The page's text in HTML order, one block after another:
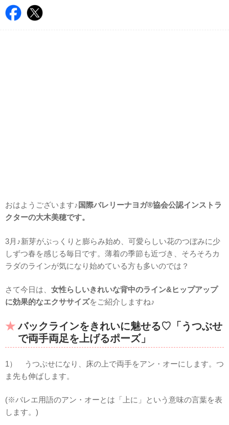
おはようございます♪ 国際バレリーナヨガ®協会公認インストラ
クターの大木美穂です。
3月♪新芽がぷっくりと膨らみ始め、可愛らしい花のつぼみに少
しずつ春を感じる毎日です。薄着の季節も近づき、そろそろカ
ラダのラインが気になり始めている方も多いのでは？
さて今日は、 女性らしいきれいな背中のライン&ヒップアップ
に効果的なエクササイズをご紹介しますね♪
バックラインをきれいに魅せる♡「うつぶせ
で両手両足を上げるポーズ」
1） うつぶせになり、床の上で両手をアン・オーにします。つ
ま先も伸ばします。
(※バレエ用語のアン・オーとは「上に」という意味の言葉を表
します。)